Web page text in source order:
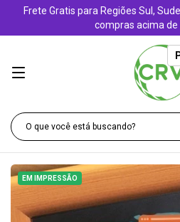
Frete Gratis para Regiões Sul,
compras acima de
EM IMPRESSÃO